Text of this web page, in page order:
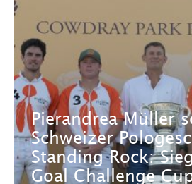
Pierandrea Müller
Schweizer
Standing Rock:
Goal Challenge